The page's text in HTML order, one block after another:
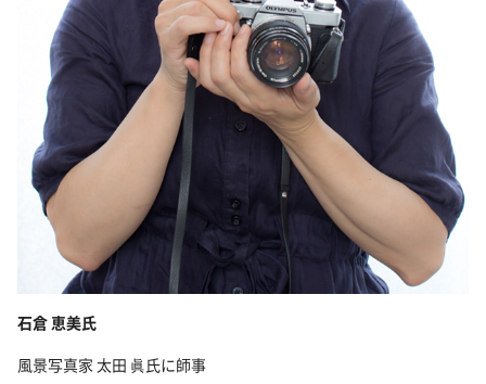
石倉 恵美氏
風景写真家 太田 眞氏に師事